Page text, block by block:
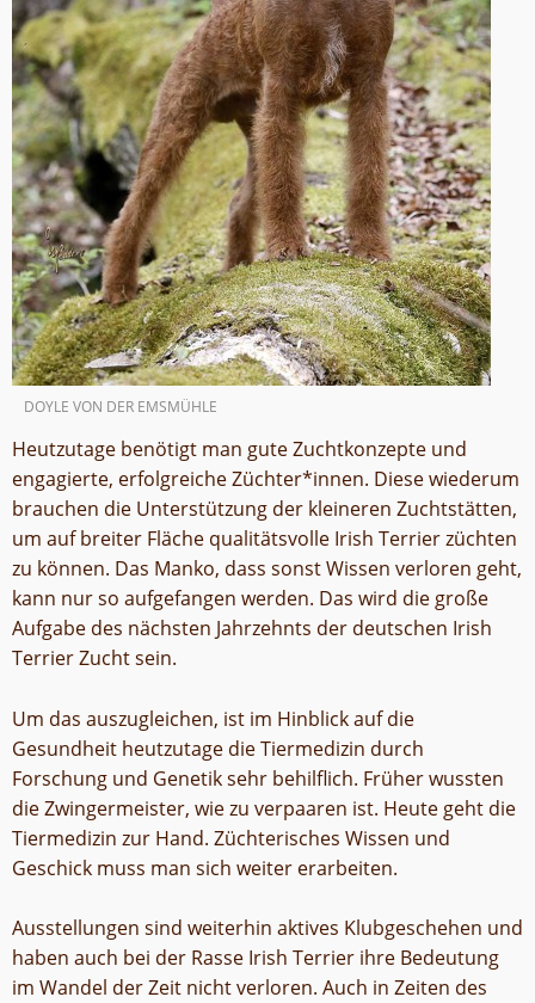
DOYLE VON DER EMSMÜHLE
Heutzutage benötigt man gute Zuchtkonzepte und
engagierte, erfolgreiche Züchter*innen. Diese wiederum
brauchen die Unterstützung der kleineren Zuchtstätten,
um auf breiter Fläche qualitätsvolle Irish Terrier züchten
zu können. Das Manko, dass sonst Wissen verloren geht,
kann nur so aufgefangen werden. Das wird die große
Aufgabe des nächsten Jahrzehnts der deutschen Irish
Terrier Zucht sein.
Um das auszugleichen, ist im Hinblick auf die
Gesundheit heutzutage die Tiermedizin durch
Forschung und Genetik sehr behilflich. Früher wussten
die Zwingermeister, wie zu verpaaren ist. Heute geht die
Tiermedizin zur Hand. Züchterisches Wissen und
Geschick muss man sich weiter erarbeiten.
Ausstellungen sind weiterhin aktives Klubgeschehen und
haben auch bei der Rasse Irish Terrier ihre Bedeutung
im Wandel der Zeit nicht verloren. Auch in Zeiten des